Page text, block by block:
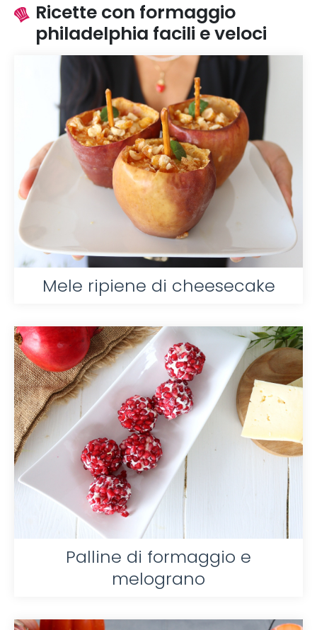
Ricette con formaggio
philadelphia facili e veloci
Mele ripiene di cheesecake
Palline di formaggio e
melograno